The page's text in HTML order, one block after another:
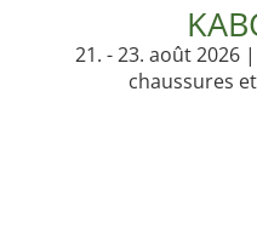
21. - 23. août 2026
chaussures